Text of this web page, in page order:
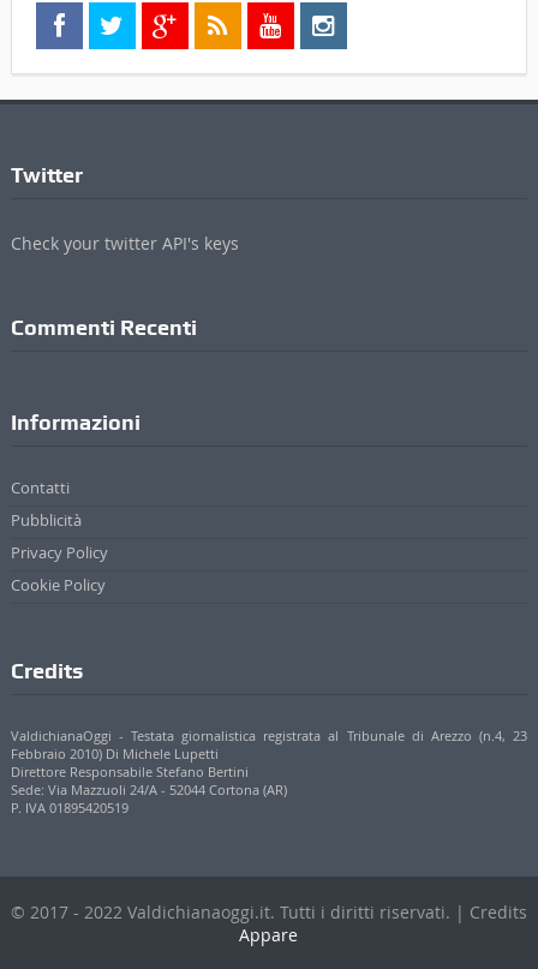
Twitter
Check your twitter API's keys
Commenti Recenti
Informazioni
Contatti
Pubblicità
Privacy Policy
Cookie Policy
Credits
ValdichianaOggi - Testata giornalistica registrata al Tribunale di Arezzo (n.4, 23
Febbraio 2010) Di Michele Lupetti
Direttore Responsabile Stefano Bertini
Sede: Via Mazzuoli 24/A - 52044 Cortona (AR)
P. IVA 01895420519
© 2017 - 2022 Valdichianaoggi.it. Tutti i diritti riservati. | Credits
Appare